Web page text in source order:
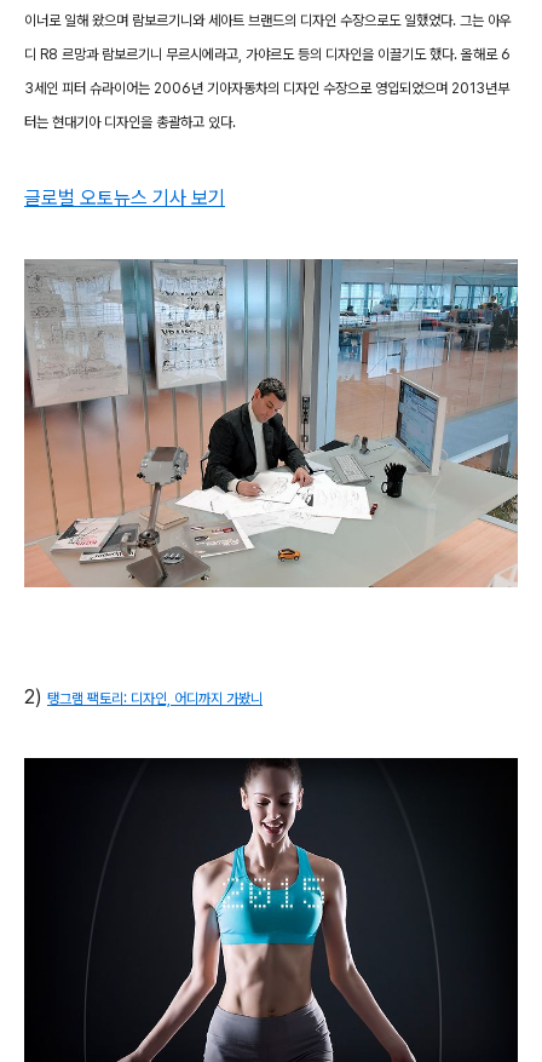
이너로 일해 왔으며 람보르기니와 세아트 브랜드의 디자인 수장으로도 일했었다. 그는 아우
디 R8 르망과 람보르기니 무르시에라고, 가야르도 등의 디자인을 이끌기도 했다. 올해로 6
3세인 피터 슈라이어는 2006년 기아자동차의 디자인 수장으로 영입되었으며 2013년부
터는 현대기아 디자인을 총괄하고 있다.
글로벌 오토뉴스 기사 보기
2) 탱그램 팩토리: 디자인, 어디까지 가봤니